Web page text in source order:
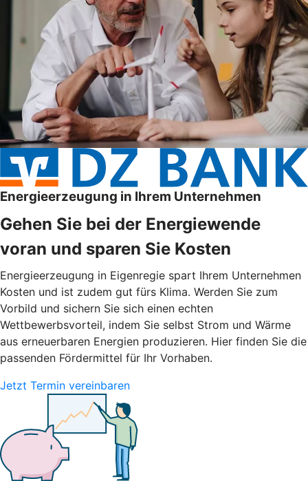
Energieerzeugung in Ihrem Unternehmen
Gehen Sie bei der Energiewende
voran und sparen Sie Kosten
Energieerzeugung in Eigenregie spart Ihrem Unternehmen
Kosten und ist zudem gut fürs Klima. Werden Sie zum
Vorbild und sichern Sie sich einen echten
Wettbewerbsvorteil, indem Sie selbst Strom und Wärme
aus erneuerbaren Energien produzieren. Hier finden Sie die
passenden Fördermittel für Ihr Vorhaben.
Jetzt Termin vereinbaren